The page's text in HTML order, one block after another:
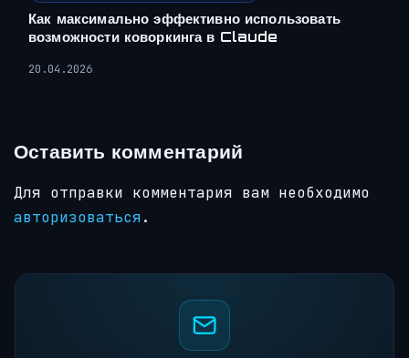
Как максимально эффективно использовать
возможности коворкинга в Claude
20.04.2026
Оставить комментарий
Для отправки комментария вам необходимо
авторизоваться.